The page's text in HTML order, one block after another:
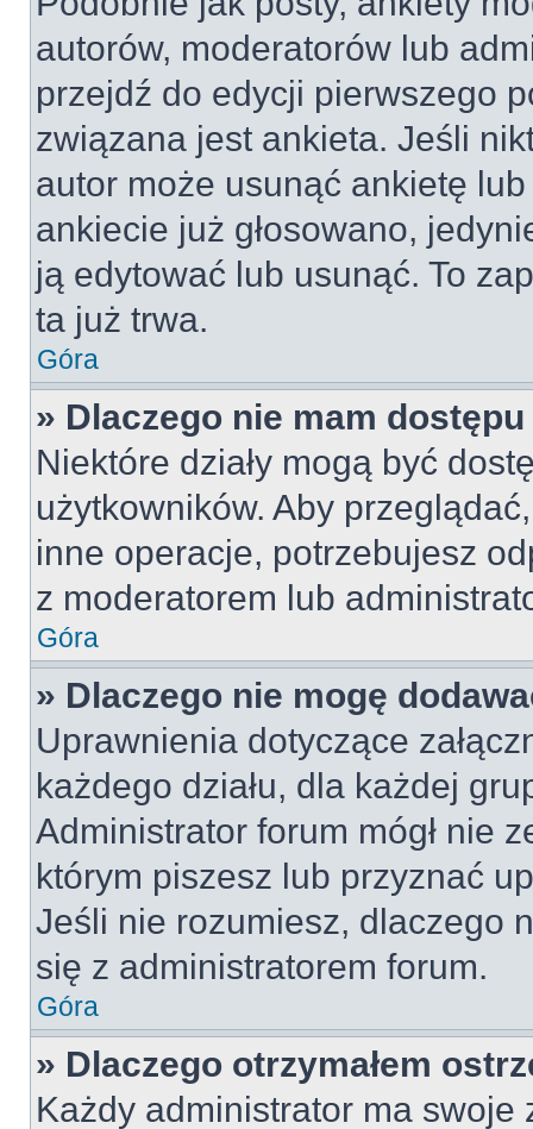
autorów, moderatorów lub
przejdź do edycji pierwszego
związana jest ankieta. Jeśli
autor może usunąć ankietę
ankiecie już głosowano,
ją edytować lub usunąć. To
ta już trwa.
Góra
» Dlaczego nie mam dostępu
Niektóre działy mogą być
użytkowników. Aby
inne operacje, potrzebujesz
z moderatorem lub
Góra
» Dlaczego nie mogę
Uprawnienia dotyczące
każdego działu, dla każdej
Administrator forum mógł nie
którym piszesz lub przyznać
Jeśli nie rozumiesz, dlaczego
się z administratorem forum.
Góra
» Dlaczego otrzymałem
Każdy administrator ma swoje